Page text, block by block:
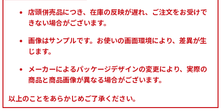
店頭併売品につき、在庫の反映が遅れ、ご注文をお受けで
きない場合がございます。
画像はサンプルです。お使いの画面環境により、差異が生
じます。
メーカーによるパッケージデザインの変更により、実際の
商品と商品画像が異なる場合がございます。
以上のことをあらかじめご了承ください。